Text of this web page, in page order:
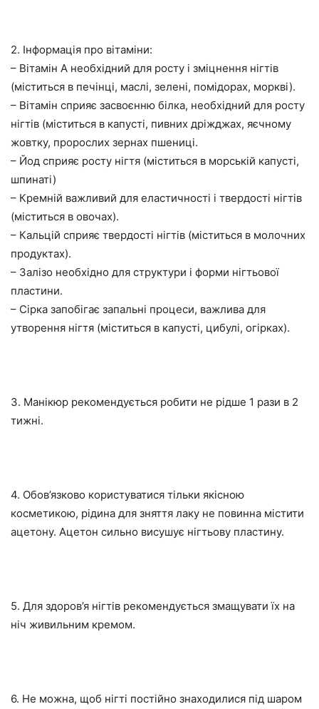
2. Інформація про вітаміни:
– Вітамін А необхідний для росту і зміцнення нігтів
(міститься в печінці, маслі, зелені, помідорах, моркві).
– Вітамін сприяє засвоєнню білка, необхідний для росту
нігтів (міститься в капусті, пивних дріжджах, яєчному
жовтку, пророслих зернах пшениці.
– Йод сприяє росту нігтя (міститься в морській капусті,
шпинаті)
– Кремній важливий для еластичності і твердості нігтів
(міститься в овочах).
– Кальцій сприяє твердості нігтів (міститься в молочних
продуктах).
– Залізо необхідно для структури і форми нігтьової
пластини.
– Сірка запобігає запальні процеси, важлива для
утворення нігтя (міститься в капусті, цибулі, огірках).
3. Манікюр рекомендується робити не рідше 1 рази в 2
тижні.
4. Обов’язково користуватися тільки якісною
косметикою, рідина для зняття лаку не повинна містити
ацетону. Ацетон сильно висушує нігтьову пластину.
5. Для здоров’я нігтів рекомендується змащувати їх на
ніч живильним кремом.
6. Не можна, щоб нігті постійно знаходилися під шаром